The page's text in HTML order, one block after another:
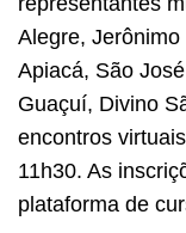
Alegre,
Apiacá, São
Guaçuí, Divino
encontros
11h30. As
plataforma de